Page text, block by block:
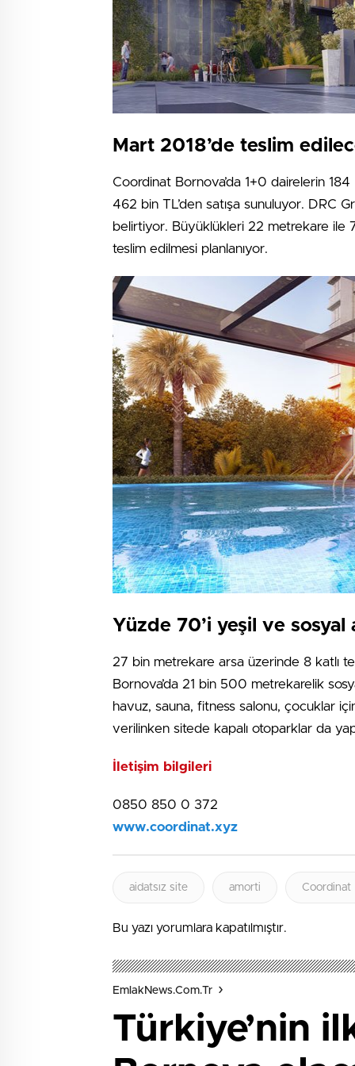
Mart 2018’de teslim
Coordinat Bornova’da 1+0 dairelerin 184
462 bin TL’den satışa sunuluyor. DRC
belirtiyor. Büyüklükleri 22 metrekare ile
teslim edilmesi planlanıyor.
Yüzde 70’i yeşil ve sosyal
27 bin metrekare arsa üzerinde 8 katlı
Bornova’da 21 bin 500 metrekarelik
havuz, sauna, fitness salonu, çocuklar
verilinken sitede kapalı otoparklar da
İletişim bilgileri
0850 850 0 372
www.coordinat.xyz
aidatsız site amorti Coordinat
Bu yazı yorumlara kapatılmıştır.
EmlakNews.com.tr
Türkiye’nin